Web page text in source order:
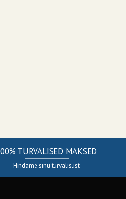
TURVALISED MAKSED
Hindame sinu turvalisust